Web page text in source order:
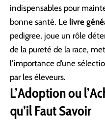
indispensables pour
bonne santé. Le livre
pedigree, joue un rôle
de la pureté de la race,
l’importance d’une
par les éleveurs.
L’Adoption ou
qu’il Faut Savoir